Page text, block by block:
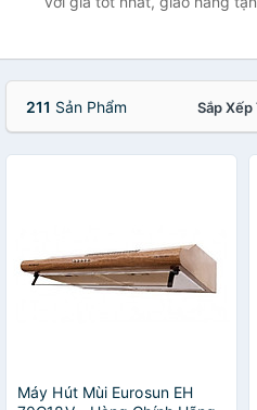
211 Sản Phẩm Sắp
Máy Hút Mùi Eurosun EH